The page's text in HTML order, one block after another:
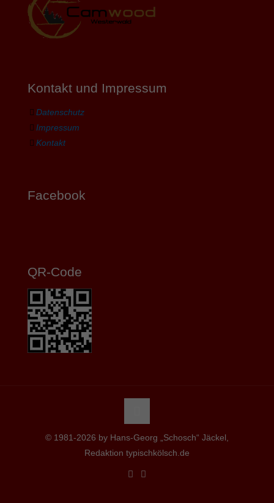
Kontakt und Impressum
Datenschutz
Impressum
Kontakt
Facebook
QR-Code
© 1981-2026 by Hans-Georg „Schosch“ Jäckel,
Redaktion typischkölsch.de